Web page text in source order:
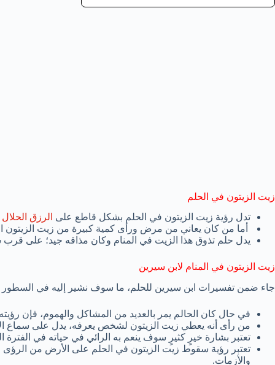
زيت الزيتون في الحلم
تدل رؤية زيت الزيتون في الحلم بشكل قاطع على الرزق الحلال
أما من كان يعاني من مرض ورأى كمية كبيرة من زيت
يدل حلم تذوق هذا الزيت في المنام وكان مذاقه جيد؛ على قرب
زيت الزيتون في المنام لابن سيرين
جاء ضمن تفسيرات ابن سيرين للحلم، ما سوف نشير إليه في السطور
في حال كان الحالم يمر بالعديد من المشاكل والهموم، فإن
من رأى أنه يعطي زيت الزيتون لشخص يعرفه، يدل على سماع
تعتبر بشارة خيرٍ كثيرٍ سوف ينعم به الرائي في حياته في الفترة
تعتبر رؤية سقوط زيت الزيتون في الحلم على الأرض من
والأزمات.